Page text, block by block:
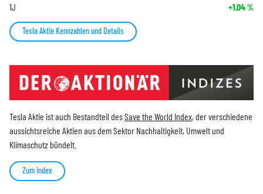
1J +1,04%
Tesla Aktie Kennzahlen und Details
Tesla Aktie ist auch Bestandteil desSave the World Index, der verschiedene
aussichtsreiche Aktien aus dem Sektor Nachhaltigkeit, Umwelt und
Klimaschutz bündelt.
Zum Index